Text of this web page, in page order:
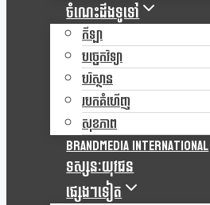
ចំណេះដឹងទូទៅ
កីឡា
បច្ចេកវិទ្យា
បរិស្ថាន
របកគំហើញ
សុខភាព
Brandmedia international
ទស្សនៈយុវជន
ផ្សេងៗទៀត